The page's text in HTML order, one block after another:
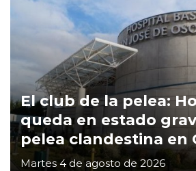
El club de la pelea:
queda en estado
pelea clandestina en
Martes 4 de agosto de 2026